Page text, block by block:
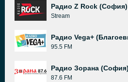
Радио Z Rock (София)
Stream
Радио Vega+
95.5 FM
Радио Зорана (София)
87.6 FM